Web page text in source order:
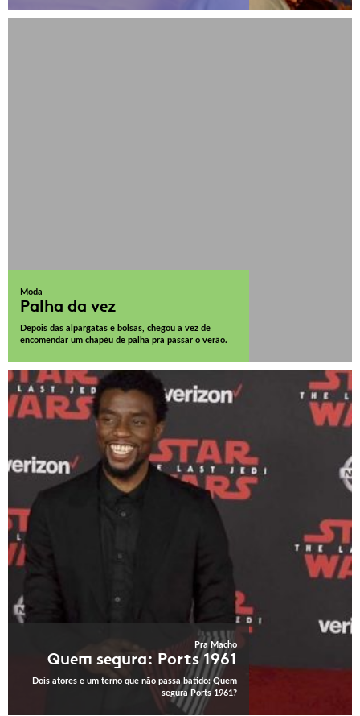
Moda
Palha da vez
Depois das alpargatas e bolsas, chegou a vez de
encomendar um chapéu de palha pra passar o verão.
Pra Macho
Quem segura: Ports 1961
Dois atores e um terno que não passa batido: Quem
segura Ports 1961?